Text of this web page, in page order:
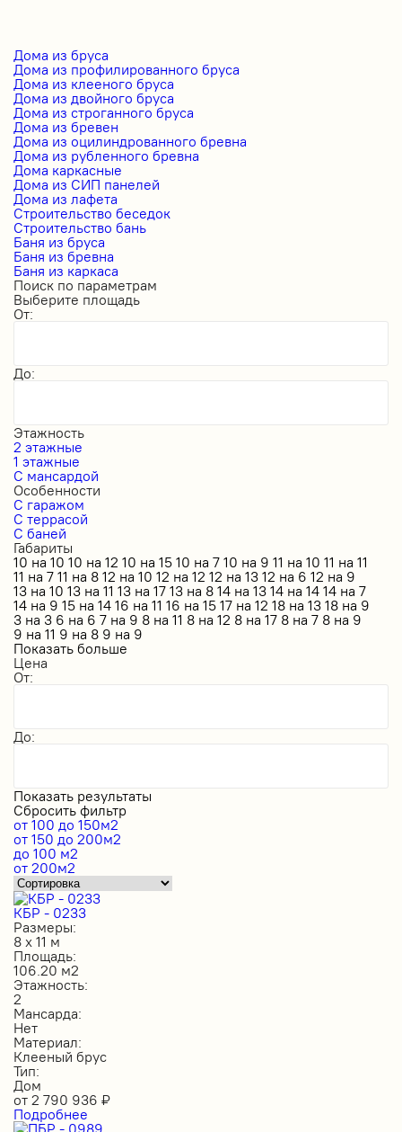
Дома из бруса
Дома из профилированного бруса
Дома из клееного бруса
Дома из двойного бруса
Дома из строганного бруса
Дома из бревен
Дома из оцилиндрованного бревна
Дома из рубленного бревна
Дома каркасные
Дома из СИП панелей
Дома из лафета
Строительство беседок
Строительство бань
Баня из бруса
Баня из бревна
Баня из каркаса
Поиск по параметрам
Выберите площадь
От:
До:
Этажность
2 этажные
1 этажные
С мансардой
Особенности
С гаражом
С террасой
С баней
Габариты
10 на 10 10 на 12 10 на 15 10 на 7 10 на 9 11 на 10 11 на 11
11 на 7 11 на 8 12 на 10 12 на 12 12 на 13 12 на 6 12 на 9
13 на 10 13 на 11 13 на 17 13 на 8 14 на 13 14 на 14 14 на 7
14 на 9 15 на 14 16 на 11 16 на 15 17 на 12 18 на 13 18 на 9
3 на 3 6 на 6 7 на 9 8 на 11 8 на 12 8 на 17 8 на 7 8 на 9
9 на 11 9 на 8 9 на 9
Показать больше
Цена
От:
До:
Показать результаты
Сбросить фильтр
от 100 до 150м2
от 150 до 200м2
до 100 м2
от 200м2
КБР - 0233
Размеры:
8 х 11 м
Площадь:
106.20 м2
Этажность:
2
Мансарда:
Нет
Материал:
Клееный брус
Тип:
Дом
от 2 790 936 ₽
Подробнее